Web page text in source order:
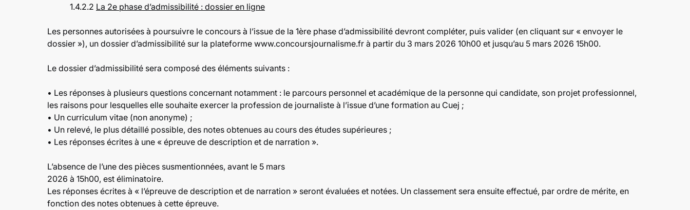
1.4.2.2 La 2e phase d’admissibilité : dossier en ligne
Les personnes autorisées à poursuivre le concours à l’issue de la 1ère phase d’admissibilité devront compléter, puis valider (en cliquant sur « envoyer le
dossier »), un dossier d’admissibilité sur la plateforme www.concoursjournalisme.fr à partir du 3 mars 2026 10h00 et jusqu’au 5 mars 2026 15h00.
Le dossier d’admissibilité sera composé des éléments suivants :
• Les réponses à plusieurs questions concernant notamment : le parcours personnel et académique de la personne qui candidate, son projet professionnel,
les raisons pour lesquelles elle souhaite exercer la profession de journaliste à l’issue d’une formation au Cuej ;
• Un curriculum vitae (non anonyme) ;
• Un relevé, le plus détaillé possible, des notes obtenues au cours des études supérieures ;
• Les réponses écrites à une « épreuve de description et de narration ».
L’absence de l’une des pièces susmentionnées, avant le 5 mars
2026 à 15h00, est éliminatoire.
Les réponses écrites à « l’épreuve de description et de narration » seront évaluées et notées. Un classement sera ensuite effectué, par ordre de mérite, en
fonction des notes obtenues à cette épreuve.